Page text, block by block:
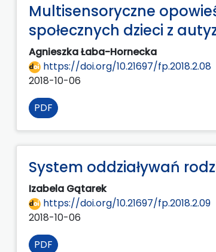
Multisensoryczne
społecznych dzieci z
Agnieszka Łaba-Hornecka
https://doi.org/10.21697/fp.2018.2.08
2018-10-06
PDF
System oddziaływań
Izabela Gątarek
https://doi.org/10.21697/fp.2018.2.09
2018-10-06
PDF